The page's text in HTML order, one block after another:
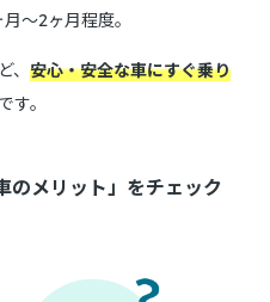
〜2ヶ月程度。
安心・安全な車にすぐ乗り
す。
のメリット」をチェック